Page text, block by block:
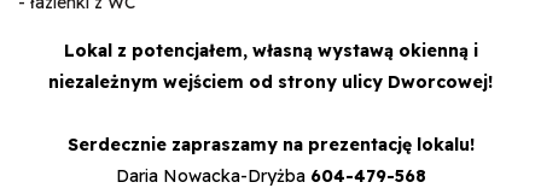
Lokal z potencjałem, własną wystawą okienną i
niezależnym wejściem od strony ulicy Dworcowej!
Serdecznie zapraszamy na prezentację lokalu!
Daria Nowacka-Dryżba 604-479-568